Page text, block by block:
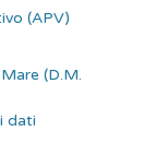
(APV)
(D.M.
dati